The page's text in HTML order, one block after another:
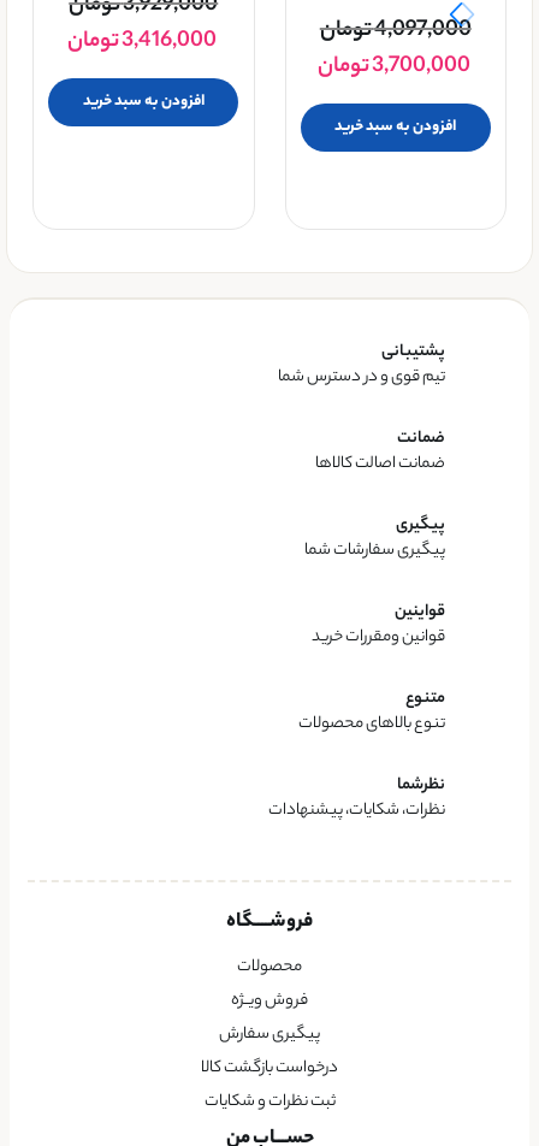
4,097,000تومان
3,700,000تومان
افزودن به سبد خرید
3,416,000تومان
افزودن به سبد خرید
پشتیبانی
تیم قوی و در دسترس شما
ضمانت
ضمانت اصالت کالاها
پیگیری
پیگیری سفارشات شما
قواینین
قوانین ومقررات خرید
متنوع
تنوع بالاهای محصولات
نظرشما
نظرات، شکایات، پیشنهادات
فروشــــگاه
محصولات
فروش ویــژه
پیگیری سفارش
درخواست بازگشت کالا
ثبت نظرات و شکایات